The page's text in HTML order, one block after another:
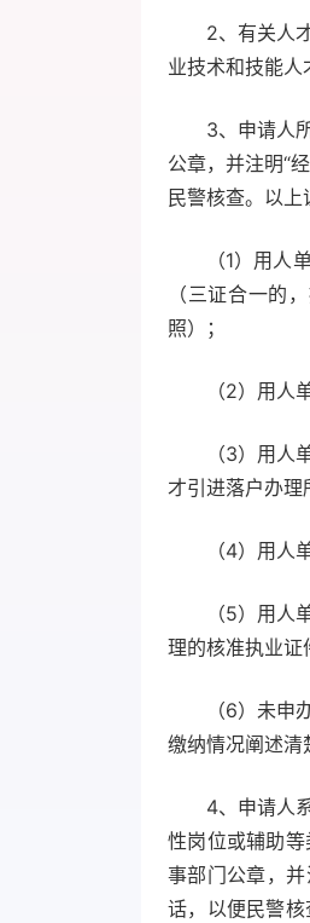
2、有关人
业技术和技能人
3、申请人
公章，并注明“
民警核查。以上
（1）用
（三证合一的
照）；
（2）用人
（3）用
才引进落户办理
（4）用人
（5）用
理的核准执业证
（6）未
缴纳情况阐述清
4、申请人
性岗位或辅助
事部门公章，
话，以便民警